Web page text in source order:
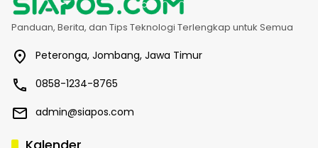
Panduan, Berita, dan Tips Teknologi Terlengkap untuk Semua
Peteronga, Jombang, Jawa Timur
0858-1234-8765
admin@siapos.com